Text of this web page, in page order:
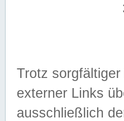
Trotz
externer Links
ausschließlich